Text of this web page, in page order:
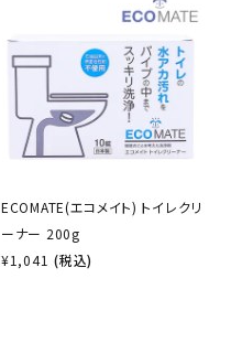
ECOMATE(エコメイト) トイレクリ
ーナー 200g
¥1,041 (税込)